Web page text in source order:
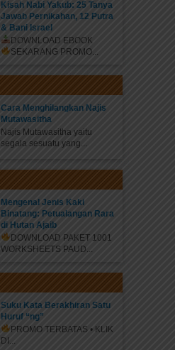
Kisah Nabi Yakub: 25 Tanya
Jawab Pernikahan, 12 Putra
& Bani Israel
DOWNLOAD EBOOK
SEKARANG PROMO...
Cara Menghilangkan Najis
Mutawasitha
Najis Mutawasitha yaitu
segala sesuatu yang...
Mengenal Jenis Kaki
Binatang: Petualangan Rara
di Hutan Ajaib
DOWNLOAD PAKET 1001
WORKSHEETS PAUD...
Suku Kata Berakhiran Satu
Huruf “ng”
PROMO TERBATAS • KLIK
DI...